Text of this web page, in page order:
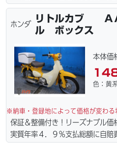
責保険１年含まれてます。全国
達致します！！（離島の場合は
ン・カード各種取り扱ってます。
ズナブルな価格にて消耗品交換プ
す。詳しくはお問合わせ下さい。
サービス行ってます。当社ホーム
ホンダ
リトルカブ Ａ
ル ボックス
本体価
色：黄
※納車・登録地によって価格が変わる
保証＆整備付き！リーズナブル価
実質年率４．９％支払総額に自賠